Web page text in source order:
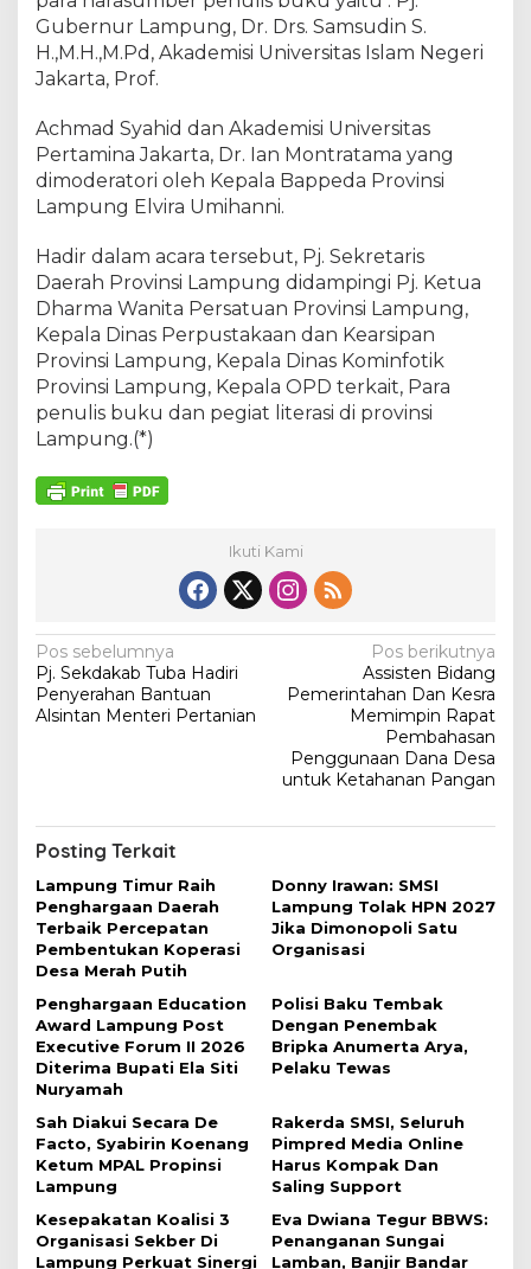
Gubernur Lampung, Dr. Drs. Samsudin S.
H.,M.H.,M.Pd, Akademisi Universitas Islam Negeri
Jakarta, Prof.
Achmad Syahid dan Akademisi Universitas
Pertamina Jakarta, Dr. Ian Montratama yang
dimoderatori oleh Kepala Bappeda Provinsi
Lampung Elvira Umihanni.
Hadir dalam acara tersebut, Pj. Sekretaris
Daerah Provinsi Lampung didampingi Pj. Ketua
Dharma Wanita Persatuan Provinsi Lampung,
Kepala Dinas Perpustakaan dan Kearsipan
Provinsi Lampung, Kepala Dinas Kominfotik
Provinsi Lampung, Kepala OPD terkait, Para
penulis buku dan pegiat literasi di provinsi
Lampung.(*)
Ikuti Kami
N
a
v
a
s
i
p
o
s
Pos sebelumnya
Pj. Sekdakab Tuba Hadiri
Penyerahan Bantuan
Alsintan Menteri Pertanian
Pos berikutnya
Assisten Bidang
Pemerintahan Dan Kesra
Memimpin Rapat
Pembahasan
Penggunaan Dana Desa
untuk Ketahanan Pangan
Posting Terkait
Lampung Timur Raih
Penghargaan Daerah
Terbaik Percepatan
Pembentukan Koperasi
Desa Merah Putih
Donny Irawan: SMSI
Lampung Tolak HPN 2027
Jika Dimonopoli Satu
Organisasi
Penghargaan Education
Award Lampung Post
Executive Forum II 2026
Diterima Bupati Ela Siti
Nuryamah
Polisi Baku Tembak
Dengan Penembak
Bripka Anumerta Arya,
Pelaku Tewas
Sah Diakui Secara De
Facto, Syabirin Koenang
Ketum MPAL Propinsi
Lampung
Rakerda SMSI, Seluruh
Pimpred Media Online
Harus Kompak Dan
Saling Support
Kesepakatan Koalisi 3
Organisasi Sekber Di
Lampung Perkuat Sinergi
Eva Dwiana Tegur BBWS:
Penanganan Sungai
Lamban, Banjir Bandar